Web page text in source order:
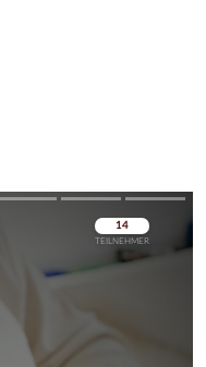
Überspringen